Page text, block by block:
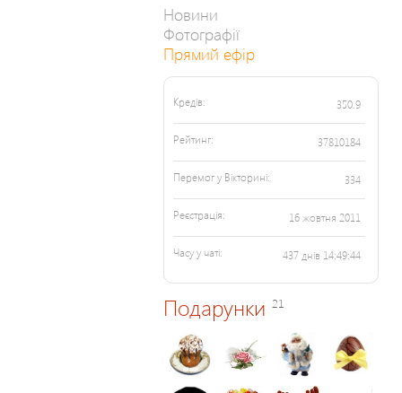
Новини
Фотографії
Прямий ефір
Кредів: 350.9
Рейтинг: 37810184
Перемог у Вікторині: 334
Реєстрація: 16 жовтня 2011
Часу у чаті: 437 днів 14:49:44
Подарунки 21